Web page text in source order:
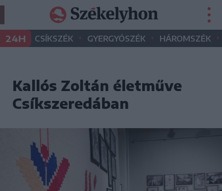
24H CSÍKSZÉK • GYERGYÓSZÉK • HÁROMSZÉK •
Kallós Zoltán életműve
Csíkszeredában